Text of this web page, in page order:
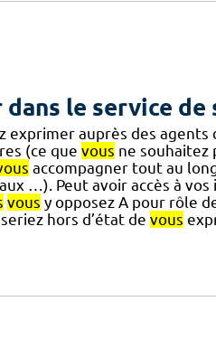
le service de
exprimer auprès des
(ce que vous ne souhaitez
accompagner tout au
…). Peut avoir accès à
vous y opposez A pour rôle
seriez hors d’état de vous